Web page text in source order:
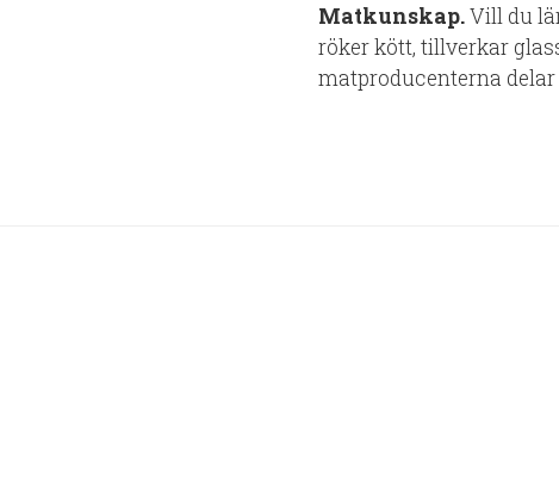
Matkunskap.Vill du
röker kött, tillverkar
matproducenterna